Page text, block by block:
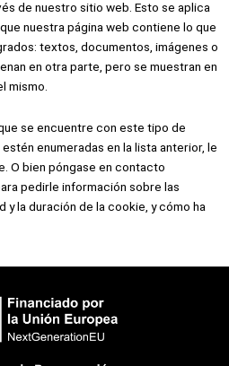
de nuestro sitio web. Esto se aplica
nuestra página web contiene lo que
textos, documentos, imágenes o
en otra parte, pero se muestran en
mismo.
se encuentre con este tipo de
enumeradas en la lista anterior, le
O bien póngase en contacto
pedirle información sobre las
la duración de la cookie, y cómo ha